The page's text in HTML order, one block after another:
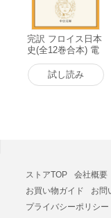
完訳 フロイス日本
史(全12巻合本) 電
子書籍版
試し読み
ストアTOP 会社概要
お買い物ガイド
お問
プライバシーポリシー